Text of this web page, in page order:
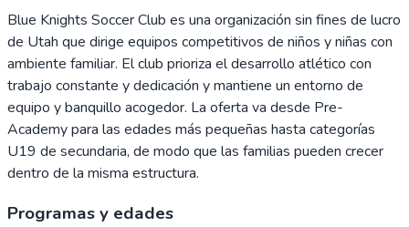
Blue Knights Soccer Club es una organización sin fines de lucro
de Utah que dirige equipos competitivos de niños y niñas con
ambiente familiar. El club prioriza el desarrollo atlético con
trabajo constante y dedicación y mantiene un entorno de
equipo y banquillo acogedor. La oferta va desde Pre-
Academy para las edades más pequeñas hasta categorías
U19 de secundaria, de modo que las familias pueden crecer
dentro de la misma estructura.
Programas y edades